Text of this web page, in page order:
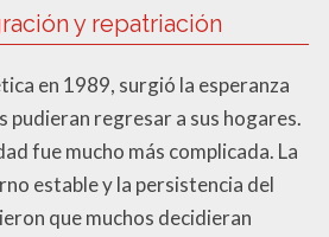
y repatriación
en 1989, surgió la esperanza
pudieran regresar a sus hogares.
fue mucho más complicada. La
estable y la persistencia del
que muchos decidieran